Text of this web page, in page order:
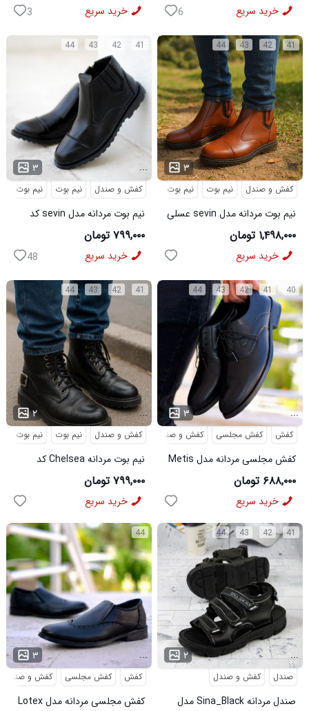
خرید سریع 3 خرید سریع 6
41
42
43
44
۳ ...
کفش و صندل نیم بوت نیم بوت
نیم بوت مردانه مدل sevin کد
6427
۷۹۹,۰۰۰ تومان
خرید سریع 48
41
42
43
44
۳
کفش و صندل نیم بوت نیم بوت مردانه
نیم بوت مردانه مدل sevin عسلی
کد 6426
۱,۴۹۸,۰۰۰ تومان
خرید سریع
41
42
43
44
۲ ...
کفش و صندل نیم بوت نیم بوت
نیم بوت مردانه Chelsea کد
6413
۷۹۹,۰۰۰ تومان
خرید سریع
40
41
42
43
44
۳ ...
کفش کفش مجلسی کفش و صندل
کفش مجلسی مردانه مدل Metis
کد 6328
۶۸۸,۰۰۰ تومان
خرید سریع
44
۳ ...
کفش کفش مجلسی کفش و صندل
کفش مجلسی مردانه مدل Lotex
41
42
43
44
۲ ...
صندل کفش و صندل
صندل مردانه Sina_Black مدل